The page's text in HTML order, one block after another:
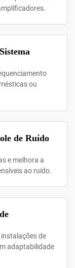
ou
de Ruído
e melhora a
ao ruído.
de
adaptabilidade